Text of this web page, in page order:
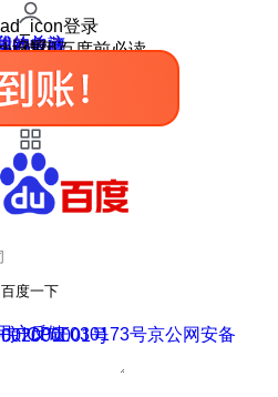
登录
的关注
的收藏
肤中心
户反馈
设置
使用百度前必读
百度一下
户反馈
ICP证030173号
11000002000001号